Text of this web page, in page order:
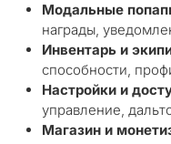
Модальные
награды,
Инвентарь и
способности,
Настройки и
управление,
Магазин и